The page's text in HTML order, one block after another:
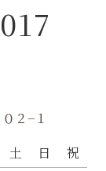
２−１
土 日 祝